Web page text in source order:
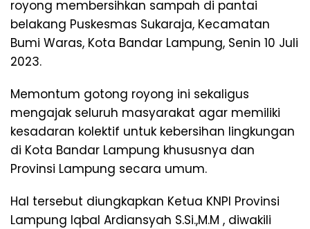
royong membersihkan sampah di pantai
belakang Puskesmas Sukaraja, Kecamatan
Bumi Waras, Kota Bandar Lampung, Senin 10 Juli
2023.
Memontum gotong royong ini sekaligus
mengajak seluruh masyarakat agar memiliki
kesadaran kolektif untuk kebersihan lingkungan
di Kota Bandar Lampung khususnya dan
Provinsi Lampung secara umum.
Hal tersebut diungkapkan Ketua KNPI Provinsi
Lampung Iqbal Ardiansyah S.Si.,M.M , diwakili